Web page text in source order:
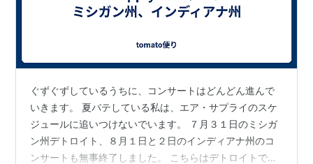
ぐずぐずしているうちに、コンサートはどんどん進んで
いきます。 夏バテしている私は、エア・サプライのスケ
ジュールに追いつけないでいます。 ７月３１日のミシガ
ン州デトロイト、８月１日と２日のインディアナ州のコ
ンサートも無事終了しました。 こちらはデトロイトでの